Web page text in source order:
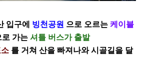
입구에 빙천공원 으로 오르는 케이블
가는 셔틀 버스가 출발
를 거쳐 산을 빠져나와 시골길을 달